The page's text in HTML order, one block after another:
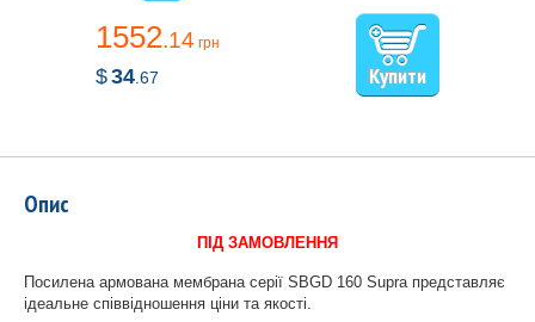
1552.14 грн
$34 .67
Опис
ПІД ЗАМОВЛЕННЯ
Посилена армована мембрана серії SBGD 160 Supra представляє
ідеальне співвідношення ціни та якості.